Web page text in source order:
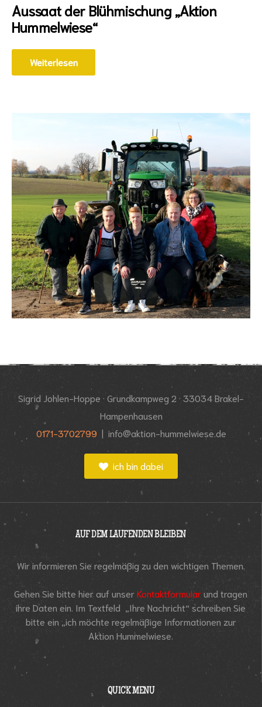
Aussaat der Blühmischung „Aktion
Hummelwiese“
Weiterlesen
Sigrid Johlen-Hoppe · Grundkampweg 2 · 33034 Brakel-
Hampenhausen
0171-3702799 | info@aktion-hummelwiese.de
ich bin dabei
AUF DEM LAUFENDEN BLEIBEN
Wir informieren Sie regelmäßig zu den wichtigen Themen.
Gehen Sie bitte hier auf unserKontaktformularund tragen
ihre Daten ein. Im Textfeld „Ihre Nachricht“ schreiben Sie
bitte ein „ich möchte regelmäßige Informationen zur
Aktion Hummelwiese.
QUICK MENU